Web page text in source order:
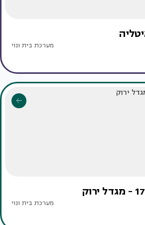
מערכת בית ונוי
מערכת בית ונוי